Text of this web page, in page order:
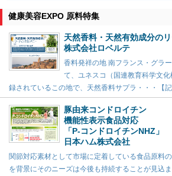
健康美容EXPO 原料特集
天然香料・天然有効成分の
株式会社ロベルテ
香料発祥の地 南フランス・グラ
て、ユネスコ（国連教育科学文
録されているこの地で、天然香料サプラ・・・【記
豚由来コンドロイチン
機能性表示食品対応
「P-コンドロイチンNHZ」
日本ハム株式会社
関節対応素材として市場に定着している食品原料
を背景にそのニーズは今後も持続することが見込